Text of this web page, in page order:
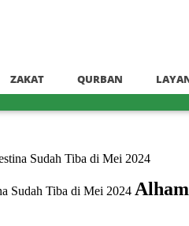
ZAKAT QURBAN
Sudah Tiba di Mei 2024